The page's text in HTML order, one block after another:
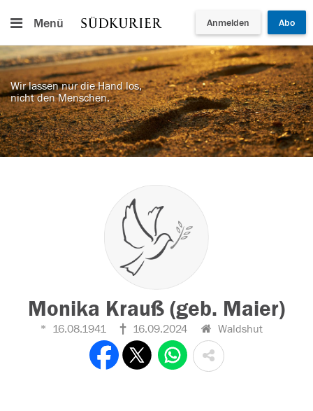
Menü Anmelden Abo
Wir lassen nur die Hand los,
nicht den Menschen.
Monika Krauß (geb. Maier)
16.08.1941 16.09.2024 Waldshut